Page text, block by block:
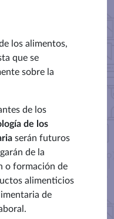
los alimentos,
que se
sobre la
de los
de los
serán futuros
de la
o formación de
alimenticios
de